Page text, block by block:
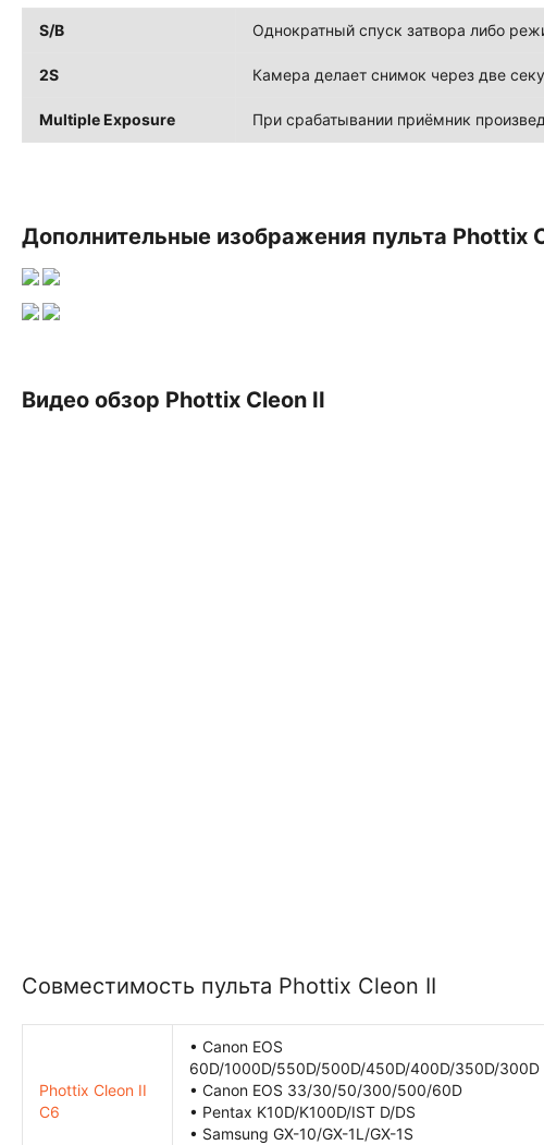
S/B Однократный спуск затвора либо
2S Камера делает снимок через две
Multiple Exposure При срабатывании приёмник
Дополнительные изображения пульта Phottix
Видео обзор Phottix Cleon II
Совместимость пульта Phottix Cleon II
Phottix Cleon II
C6
• Canon EOS
60D/1000D/550D/500D/450D/400D/350D/300D
• Canon EOS 33/30/50/300/500/60D
• Pentax K10D/K100D/IST D/DS
• Samsung GX-10/GX-1L/GX-1S